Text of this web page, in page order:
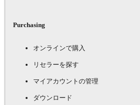
Purchasing
オンラインで購入
リセラーを探す
マイアカウントの管理
ダウンロード